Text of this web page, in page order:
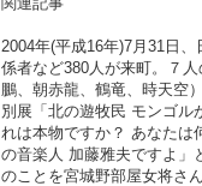
2004年(平成16年)7月31日
係者など380人が来町。７
鵬、朝赤龍、鶴竜、時天空
別展「北の遊牧民 モンゴル
れは本物ですか？ あなたは
の音楽人 加藤雅夫ですよ」
のことを宮城野部屋女将さ